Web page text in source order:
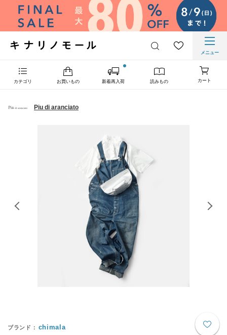
メニュー
カテゴリ お買いもの 新着再入荷 読みもの カート
Piu di aranciato
chimala